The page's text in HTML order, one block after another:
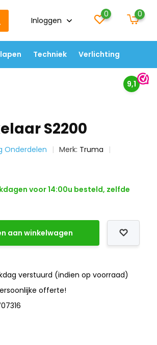
Inloggen
0 0
Techniek Verlichting
9,1
S2200
Onderdelen Merk: Truma
voor 14:00u besteld, zelfde
aan winkelwagen
verstuurd (indien op voorraad)
offerte!